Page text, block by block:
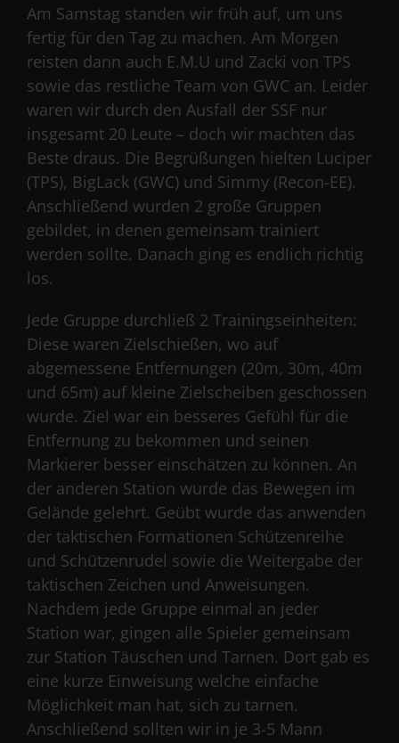
Am Samstag standen wir früh auf, um uns
fertig für den Tag zu machen. Am Morgen
reisten dann auch E.M.U und Zacki von TPS
sowie das restliche Team von GWC an. Leider
waren wir durch den Ausfall der SSF nur
insgesamt 20 Leute – doch wir machten das
Beste draus. Die Begrüßungen hielten Luciper
(TPS), BigLack (GWC) und Simmy (Recon-EE).
Anschließend wurden 2 große Gruppen
gebildet, in denen gemeinsam trainiert
werden sollte. Danach ging es endlich richtig
los.
Jede Gruppe durchließ 2 Trainingseinheiten:
Diese waren Zielschießen, wo auf
abgemessene Entfernungen (20m, 30m, 40m
und 65m) auf kleine Zielscheiben geschossen
wurde. Ziel war ein besseres Gefühl für die
Entfernung zu bekommen und seinen
Markierer besser einschätzen zu können. An
der anderen Station wurde das Bewegen im
Gelände gelehrt. Geübt wurde das anwenden
der taktischen Formationen Schützenreihe
und Schützenrudel sowie die Weitergabe der
taktischen Zeichen und Anweisungen.
Nachdem jede Gruppe einmal an jeder
Station war, gingen alle Spieler gemeinsam
zur Station Täuschen und Tarnen. Dort gab es
eine kurze Einweisung welche einfache
Möglichkeit man hat, sich zu tarnen.
Anschließend sollten wir in je 3-5 Mann